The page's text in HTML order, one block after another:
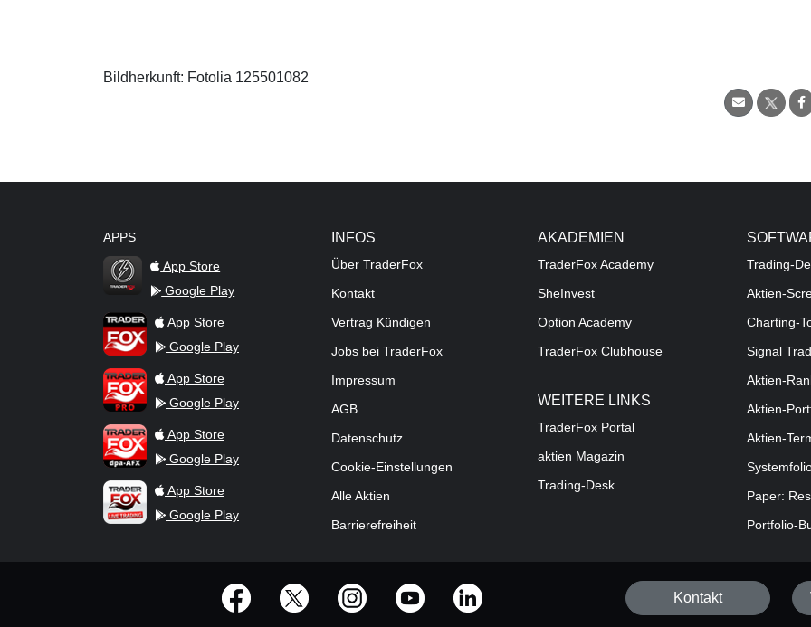
Bildherkunft: Fotolia 125501082
APPS
TraderFox Flash
App Store
Google Play
TraderFox AppApp Store
Google Play
TraderFox ProApp Store
Google Play
TraderFox dpa-AFX ProFeed
App Store
Google Play
TraderFox Live Trading
App Store
Google Play
INFOS
Über TraderFox
Kontakt
Vertrag Kündigen
Jobs bei TraderFox
Impressum
AGB
Datenschutz
Cookie-Einstellungen
Alle Aktien
Barrierefreiheit
AKADEMIEN
TraderFox Academy
SheInvest
Option Academy
TraderFox Clubhouse
WEITERE LINKS
TraderFox Portal
aktien Magazin
Trading-Desk
Trading-
Aktien-
Charting-
Signal
Aktien-
Aktien-
Aktien-
Paper:
Portfolio-
offizielle Social Media-Accounts
Kontakt